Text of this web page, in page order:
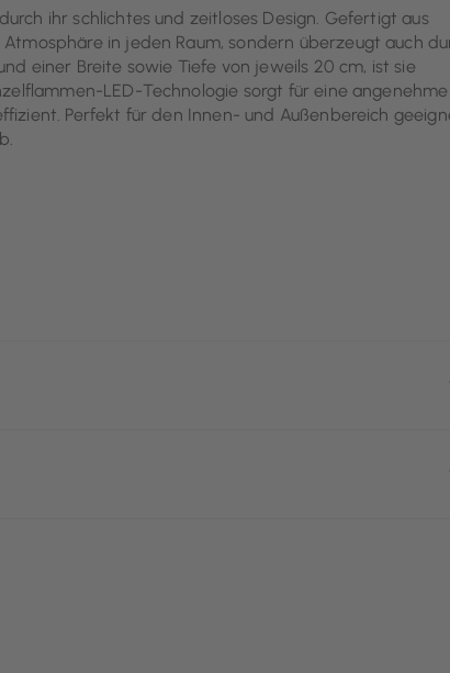
ihr schlichtes und zeitloses Design. Gefertigt aus
in jeden Raum, sondern überzeugt auch
einer Breite sowie Tiefe von jeweils 20 cm, ist sie
LED-Technologie sorgt für eine angenehme
Perfekt für den Innen- und Außenbereich